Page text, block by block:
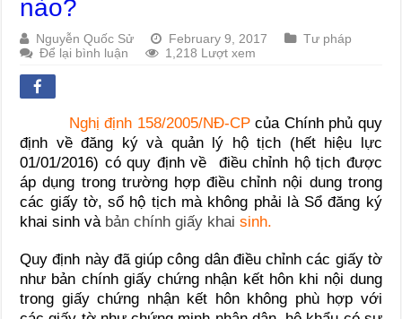
nào?
Nguyễn Quốc Sử February 9, 2017
Tư pháp
Để lại bình luận
1,218 Lượt xem
Nghị định 158/2005/NĐ-CPcủa Chính phủ quy
định về đăng ký và quản lý hộ tịch (hết hiệu lực
01/01/2016) có quy định về điều chỉnh hộ tịch được
áp dụng trong trường hợp điều chỉnh nội dung trong
các giấy tờ, sổ hộ tịch mà không phải là Sổ đăng ký
khai sinh và bản chính giấy khaisinh.
Quy định này đã giúp công dân điều chỉnh các giấy tờ
như bản chính giấy chứng nhận kết hôn khi nội dung
trong giấy chứng nhận kết hôn không phù hợp với